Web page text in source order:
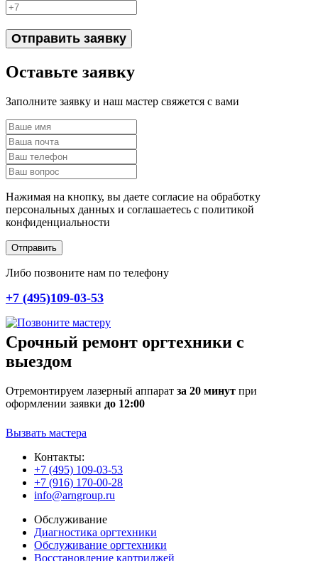
Отправить заявку
Оставьте заявку
Заполните заявку и наш мастер свяжется с вами
Нажимая на кнопку, вы даете согласие на обработку
персональных данных и соглашаетесь c политикой
конфиденциальности
Отправить
Либо позвоните нам по телефону
+7 (495)109-03-53
Срочный ремонт оргтехники с
выездом
Отремонтируем лазерный аппарат за 20 минут при
оформлении заявки до 12:00
Вызвать мастера
Контакты:
+7 (495) 109-03-53
+7 (916) 170-00-28
info@arngroup.ru
Обслуживание
Диагностика оргтехники
Обслуживание оргтехники
Восстановление картриджей